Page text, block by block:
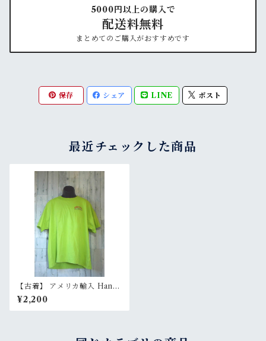
5000円以上の購入で
配送料無料
まとめてのご購入がおすすめです
保存 シェア LINE ポスト
最近チェックした商品
【古着】 アメリカ輸入 Hanes
ヘインズ プリント Tシャツ T
he Crab Shack メンズ XL ラ
イトグリーン RankB
¥2,200